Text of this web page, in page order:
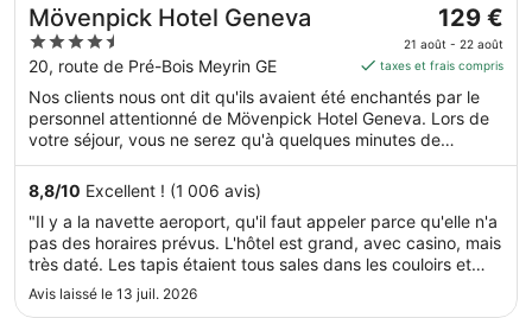
Mövenpick Hotel Geneva
4.5
out
of
5
20, route de Pré-Bois Meyrin GE
Le
prix
est
de 129 €
par
nuit
août.
129 €
21 août - 22 août
taxes et frais compris
Nos clients nous ont dit qu'ils avaient été enchantés par le
personnel attentionné de Mövenpick Hotel Geneva. Lors de
votre séjour, vous ne serez qu'à quelques minutes de
marche de Centre commercial Balexert. Parmi les prestations
de cet hébergement, on compte l'accès Wi-Fi à Internet
gratuit, une navette gratuite vers et depuis l'aéroport, sans
oublier 2 des restaurants. Cet hébergement propose des
services et équipements pour chouchouter les boules de
tous poils, notamment des gamelles pour l'eau et la
nourriture.
8,8/10 Excellent ! (1 006 avis)
"Il y a la navette aeroport, qu'il faut appeler parce qu'elle n'a
pas des horaires prévus. L'hôtel est grand, avec casino, mais
très daté. Les tapis étaient tous sales dans les couloirs et
dans la chambre.. Il y'a des restaurants, on n'a pas connu le
japonais, mais l'autre était très bien, par contre ..."
Avis laissé le 13 juil. 2026